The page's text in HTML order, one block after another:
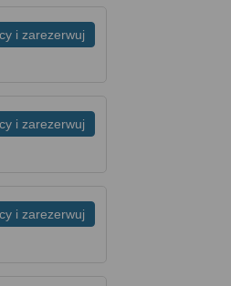
i zarezerwuj
i zarezerwuj
i zarezerwuj